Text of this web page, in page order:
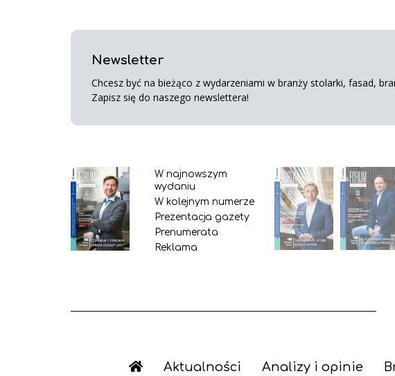
Newsletter
Chcesz być na bieżąco z wydarzeniami w branży stolarki, fasad,
Zapisz się do naszego newslettera!
W najnowszym
wydaniu
W kolejnym numerze
Prezentacja gazety
Prenumerata
Reklama
Aktualności Analizy i opinie